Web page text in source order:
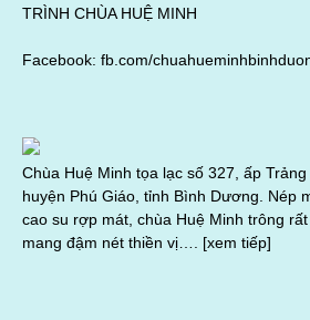
TRÌNH CHÙA HUỆ MINH
Facebook: fb.com/
Chùa Huệ Minh tọa lạc số 327, ấp Trảng
huyện Phú Giáo, tỉnh Bình Dương. Nép
cao su rợp mát, chùa Huệ Minh trông
mang đậm nét thiền vị…. [xem tiếp]